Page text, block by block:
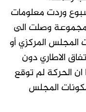
وردت معلومات
وصلت الى
المجلس المركزي أو
الاطاري دون
الحركة لم توقع
المجلس